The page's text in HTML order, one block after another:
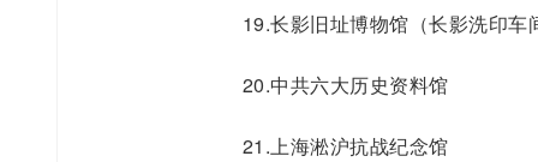
19.长影旧址博物馆（长影洗印车
20.中共六大历史资料馆
21.上海淞沪抗战纪念馆